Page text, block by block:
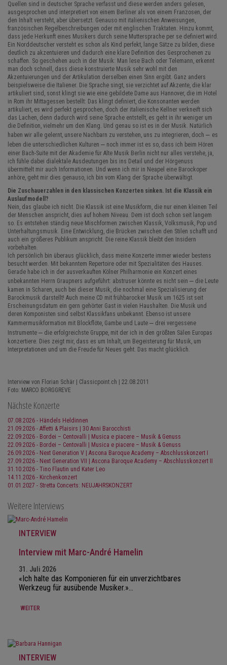
Quellen sind in deutscher Sprache verfasst und diese werden anders gelesen,
ausgesprochen und interpretiert von einem Berliner als von einem Franzosen, der
den Inhalt versteht, aber übersetzt. Genauso mit italienischen Anweisungen,
französischen Regelbeschreibungen oder mit englischen Traktaten. Hinzu kommt,
dass jede Herkunft eines Musikers durch seine Muttersprache per se definiert wird.
Ein Norddeutscher versteht es schon als Kind perfekt, lange Sätze zu bilden, diese
deutlich zu akzentuieren und dadurch eine klare Definition des Gesprochenen zu
schaffen. So geschehen auch in der Musik: Man lese Bach oder Telemann, erkennt
man doch schnell, dass diese konstruierte Musik sehr wohl mit den
Akzentuierungen und der Artikulation derselben einen Sinn ergibt. Ganz anders
beispielsweise die Italiener. Die Sprache singt, sie verzichtet auf Akzente, die klar
artikuliert sind, sonst klingt sie wie eine gebildete Dame aus Hannover, die im Hotel
in Rom ihr Mittagessen bestellt: Das klingt definiert, die Konsonanten werden
artikuliert, es wird perfekt gesprochen, doch der italienische Kellner verkneift sich
das Lachen, denn dadurch wird seine Sprache entstellt, es geht in ihr weniger um
die Definition, vielmehr um den Klang. Und genau so ist es in der Musik. Natürlich
haben wir alle gelernt, unsere Nachbarn zu verstehen, uns zu integrieren, doch – es
leben die unterschiedlichen Kulturen – noch immer ist es so, dass ich beim Hören
einer Bach-Suite mit der Akademie für Alte Musik Berlin nicht nur alles verstehe, ja,
ich fühle dabei dialektale Ausdeutungen bis ins Detail und der Hörgenuss
übermittelt mir auch Informationen. Und wenn ich mir in Neapel eine Barockoper
anhöre, geht mir dies genauso, ich bin vom Klang der Sprache überwältigt.
Die Zuschauerzahlen in den klassischen Konzerten sinken. Ist die Klassik ein
Auslaufmodell?
Nein, das glaube ich nicht. Die Klassik ist eine Musikform, die nur einen kleinen Teil
der Menschen anspricht, dies auf hohem Niveau. Dem ist doch schon seit langem
so. Es entstehen ständig neue Mischformen zwischen Klassik, Volksmusik, Pop und
Unterhaltungsmusik. Eine Entwicklung, die Brücken zwischen den Stilen schafft und
auch ein größeres Publikum anspricht. Die reine Klassik bleibt den Insidern
vorbehalten.
Ich persönlich bin überaus glücklich, dass meine Konzerte immer wieder bestens
besucht werden. Mit bekanntem Repertoire oder mit Spezialitäten des Hauses.
Gerade habe ich in der ausverkauften Kölner Philharmonie ein Konzert eines
unbekannten Herrn Graupners aufgeführt: abstruser könnte es nicht sein – die Leute
kamen in Scharen, auch bei dieser Musik, die nochmal eine Spezialisierung der
Barockmusik darstellt! Auch meine CD mit frühbarocker Musik um 1625 ist seit
Erscheinungsdatum ein gern gehörter Gast in vielen Haushalten. Die Musik und
deren Komponisten sind selbst Klassikfans unbekannt. Ebenso ist unsere
Kammermusikformation mit Blockflöte, Gambe und Laute – drei vergessene
Instrumente – die erfolgreichste Gruppe, mit der ich in den größten Sälen Europas
konzertiere. Dies zeigt mir, dass es um Inhalt, um Begeisterung für Musik, um
Interpretationen und um die Freude für Neues geht. Das macht glücklich.
Interview von Florian Schär | Classicpoint.ch | 22.08.2011
Foto: MARCO BORGGREVE
Nächste Konzerte
07.08.2026 - Händels Heldinnen
21.09.2026 - Affetti & Plaisirs | 30 Anni Barocchisti
22.09.2026 - Bordei – Centovalli | Musica e piacere – Musik & Genuss
22.09.2026 - Bordei – Centovalli | Musica e piacere – Musik & Genuss
26.09.2026 - Next Generation V | Ascona Baroque Academy – Abschlusskonzert I
27.09.2026 - Next Generation VII | Ascona Baroque Academy – Abschlusskonzert II
31.10.2026 - Tino Flautin und Kater Leo
14.11.2026 - Kirchenkonzert
01.01.2027 - Stretta Concerts: NEUJAHRSKONZERT
Weitere Interviews
INTERVIEW
Interview mit Marc-André Hamelin
31. Juli 2026
«Ich halte das Komponieren für ein unverzichtbares
Werkzeug für ausübende Musiker.»…
WEITER
INTERVIEW